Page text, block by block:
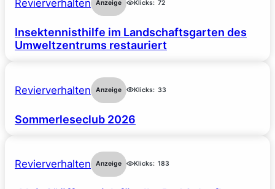
Revierverhalten Anzeige Klicks: 72
Insektennisthilfe im Landschaftsgarten des
Umweltzentrums restauriert
Revierverhalten Anzeige Klicks: 33
Sommerleseclub 2026
Revierverhalten Anzeige Klicks: 183